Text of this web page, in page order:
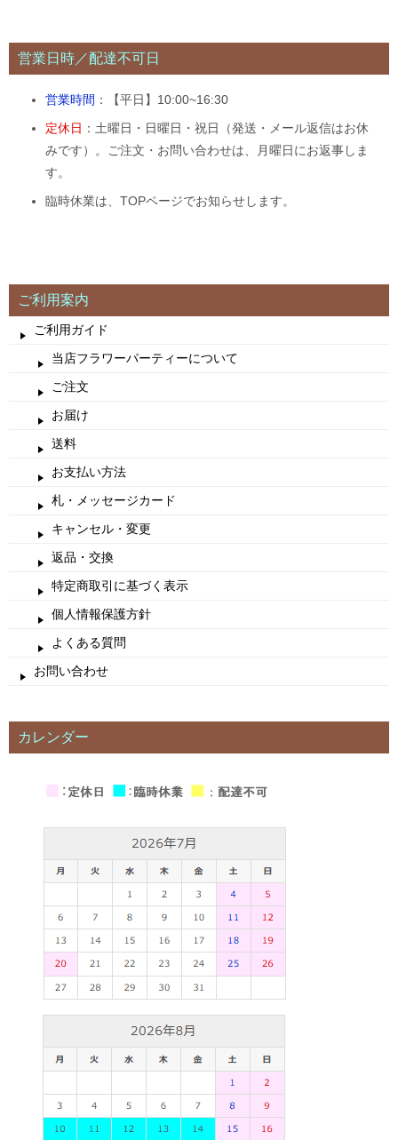
営業日時／配達不可日
営業時間 ：【平日】10:00~16:30
定休日 ：土曜日・日曜日・祝日（発送・メール返信はお休
みです）。ご注文・お問い合わせは、月曜日にお返事しま
す。
臨時休業は、TOPページでお知らせします。
ご利用案内
ご利用ガイド
当店フラワーパーティーについて
ご注文
お届け
送料
お支払い方法
札・メッセージカード
キャンセル・変更
返品・交換
特定商取引に基づく表示
個人情報保護方針
よくある質問
お問い合わせ
カレンダー